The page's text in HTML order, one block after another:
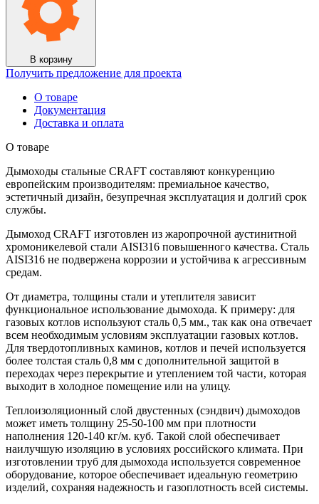
нерж.,
100х200мм,
В корзину
Получить предложение для проекта
О товаре
Документация
Доставка и оплата
О товаре
Дымоходы стальные CRAFT составляют конкуренцию
европейским производителям: премиальное качество,
эстетичный дизайн, безупречная эксплуатация и долгий срок
службы.
Дымоход CRAFT изготовлен из жаропрочной аустинитной
хромоникелевой стали AISI316 повышенного качества. Сталь
AISI316 не подвержена коррозии и устойчива к агрессивным
средам.
От диаметра, толщины стали и утеплителя зависит
функциональное использование дымохода. К примеру: для
газовых котлов используют сталь 0,5 мм., так как она отвечает
всем необходимым условиям эксплуатации газовых котлов.
Для твердотопливных каминов, котлов и печей используется
более толстая сталь 0,8 мм с дополнительной защитой в
переходах через перекрытие и утеплением той части, которая
выходит в холодное помещение или на улицу.
Теплоизоляционный слой двустенных (сэндвич) дымоходов
может иметь толщину 25-50-100 мм при плотности
наполнения 120-140 кг/м. куб. Такой слой обеспечивает
наилучшую изоляцию в условиях российского климата. При
изготовлении труб для дымохода используется современное
оборудование, которое обеспечивает идеальную геометрию
изделий, сохраняя надежность и газоплотность всей системы.